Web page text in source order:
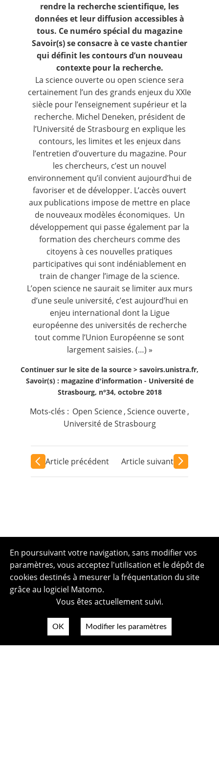
rendre la recherche scientifique, les
données et leur diffusion accessibles à
tous. Ce numéro spécial du magazine
Savoir(s) se consacre à ce vaste chantier
qui définit les contours d’un nouveau
contexte pour la recherche.
La science ouverte ou open science sera
certainement l’un des grands enjeux du XXIe
siècle pour l’enseignement supérieur et la
recherche. Michel Deneken, président de
l’Université de Strasbourg en explique les
contours, les limites et les enjeux dans
l’entretien d’ouverture du magazine. Pour
les chercheurs, c’est un nouvel
environnement qu’il convient aujourd’hui de
favoriser et de développer. L’accès ouvert
aux publications impose de mettre en place
de nouveaux modèles économiques. Un
développement qui passe également par la
formation des chercheurs comme des
citoyens à ces nouvelles pratiques
participatives qui sont indéniablement en
train de changer l’image de la science.
L’open science ne saurait se limiter aux murs
d’une seule université, c’est aujourd’hui en
enjeu international dont la Ligue
européenne des universités de recherche
tout comme l’Union Européenne se sont
largement saisies. (…) »
Continuer sur le site de la source > savoirs.unistra.fr,
Savoir(s) : magazine d'information - Université de
Strasbourg, n°34, octobre 2018
Mots-clés : Open Science,Science ouverte,
Université de Strasbourg
Article précédent Article suivant
En poursuivant votre navigation, sans modifier vos
paramètres, vous acceptez l'utilisation et le dépôt de
cookies destinés à mesurer la fréquentation du site
grâce au logiciel Matomo.
Vous êtes actuellement suivi.
OK Modifier les paramètres